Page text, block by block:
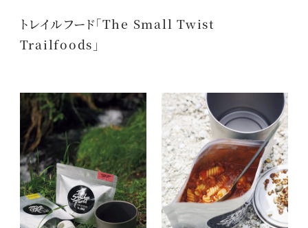
トレイルフード「The Small Twist
Trailfoods」